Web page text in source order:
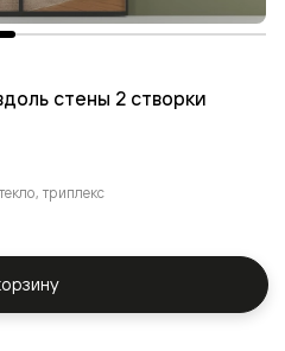
стены 2 створки
триплекс